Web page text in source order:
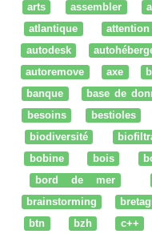
arts
assembler
atlantique
attention
autodesk
autoremove
axe
banque
base de
besoins
bestioles
biodiversité
bobine
bois
bord de mer
brainstorming
btn
bzh c++